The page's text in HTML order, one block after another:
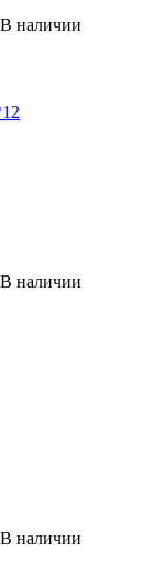
В наличии
В наличии
В наличии